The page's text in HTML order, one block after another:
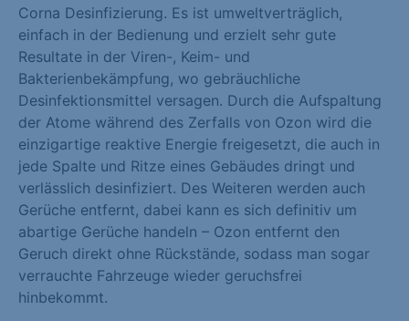
Corna Desinfizierung. Es ist umweltverträglich,
einfach in der Bedienung und erzielt sehr gute
Resultate in der Viren-, Keim- und
Bakterienbekämpfung, wo gebräuchliche
Desinfektionsmittel versagen. Durch die Aufspaltung
der Atome während des Zerfalls von Ozon wird die
einzigartige reaktive Energie freigesetzt, die auch in
jede Spalte und Ritze eines Gebäudes dringt und
verlässlich desinfiziert. Des Weiteren werden auch
Gerüche entfernt, dabei kann es sich definitiv um
abartige Gerüche handeln – Ozon entfernt den
Geruch direkt ohne Rückstände, sodass man sogar
verrauchte Fahrzeuge wieder geruchsfrei
hinbekommt.
Cookie-Informationen anzeigen
Externe Medien (1)
Inhalte von Videoplattformen und Social-Media-Plattformen
werden standardmäßig blockiert. Wenn Cookies von externen
Medien akzeptiert werden, bedarf der Zugriff auf diese Inhalte
keiner manuellen Einwilligung mehr.
Cookie-Informationen anzeigen
Datenschutzerklärung Impressum